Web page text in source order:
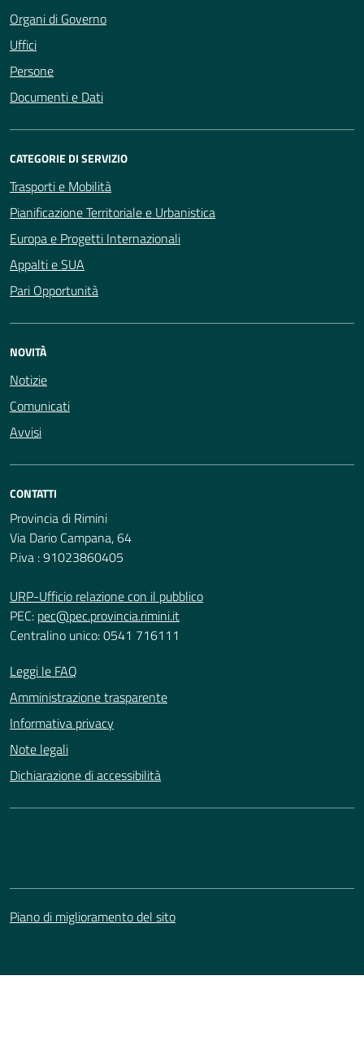
Organi di Governo
Uffici
Persone
Documenti e Dati
CATEGORIE DI SERVIZIO
Trasporti e Mobilità
Pianificazione Territoriale e Urbanistica
Europa e Progetti Internazionali
Appalti e SUA
Pari Opportunità
NOVITÀ
Notizie
Comunicati
Avvisi
CONTATTI
Provincia di Rimini
Via Dario Campana, 64
P.iva : 91023860405
URP-Ufficio relazione con il pubblico
PEC: pec@pec.provincia.rimini.it
Centralino unico: 0541 716111
Leggi le FAQ
Amministrazione trasparente
Informativa privacy
Note legali
Dichiarazione di accessibilità
Piano di miglioramento del sito